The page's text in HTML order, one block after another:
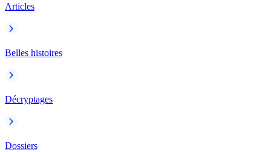
Articles
Belles histoires
Décryptages
Dossiers